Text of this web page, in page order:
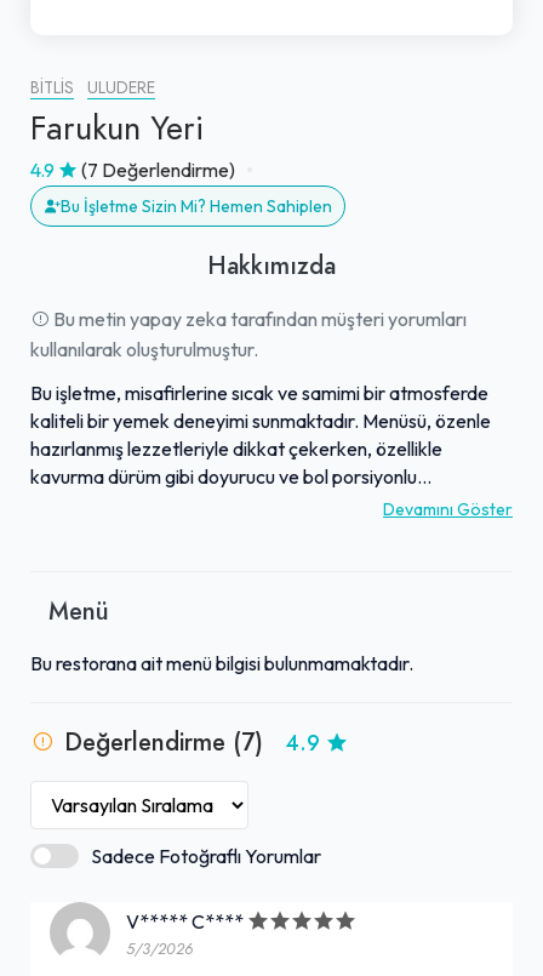
BITLIS ULUDERE
Farukun Yeri
4.9 (7 Değerlendirme)
Bu İşletme Sizin Mi? Hemen Sahiplen
Hakkımızda
Bu metin yapay zeka tarafından müşteri yorumları
kullanılarak oluşturulmuştur.
Bu işletme, misafirlerine sıcak ve samimi bir atmosferde
kaliteli bir yemek deneyimi sunmaktadır. Menüsü, özenle
hazırlanmış lezzetleriyle dikkat çekerken, özellikle
kavurma dürüm gibi doyurucu ve bol porsiyonlu
seçenekleriyle beğeni toplamaktadır. Sunduğu yüksek
sayesinde misafirler, kendilerini evlerinde hissederek
sıcakkanlı ve nezih ortamıyla, uygun fiyata kaliteli bir
Devamını Göster
Menü
Bu restorana ait menü bilgisi bulunmamaktadır.
Değerlendirme (7) 4.9
Sadece Fotoğraflı Yorumlar
V***** C****
5/3/2026